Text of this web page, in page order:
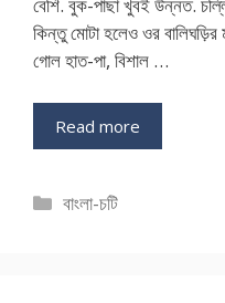
বেশি. বুক-পাছা খুবই উন্নত.
কিন্তু মোটা হলেও ওর
গোল হাত-পা, বিশাল …
Read more
Categories
বাংলা-চটি